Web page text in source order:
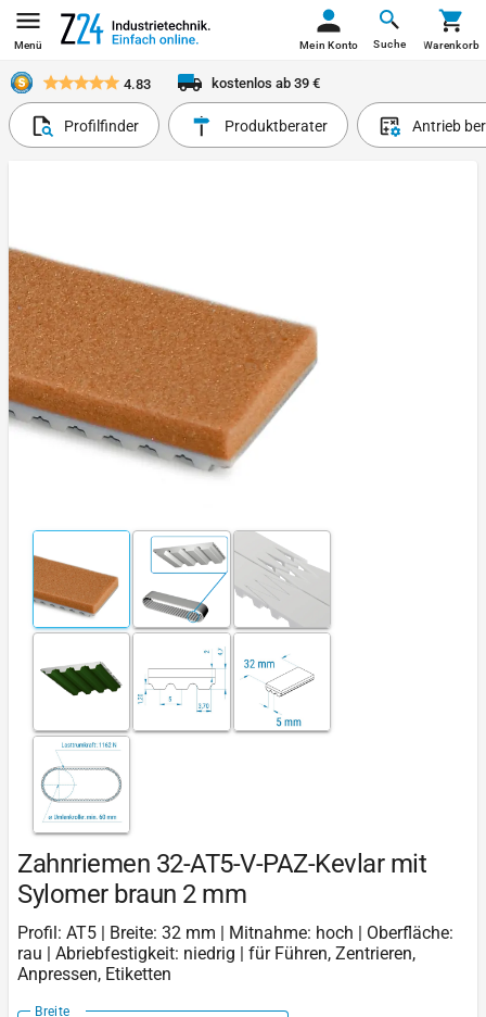
Menü Suche
Mein Konto Warenkorb
4.83 kostenlos ab 39 €
Profilfinder Produktberater Antrieb
Zahnriemen 32-AT5-V-PAZ-Kevlar mit
Sylomer braun 2 mm
Profil: AT5 | Breite: 32 mm | Mitnahme: hoch | Oberfläche:
rau | Abriebfestigkeit: niedrig | für Führen, Zentrieren,
Anpressen, Etiketten
Breite